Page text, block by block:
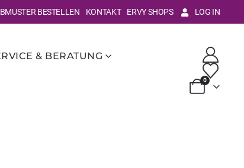
BESTELLEN KONTAKT ERVY SHOPS LOG IN
& BERATUNG
0